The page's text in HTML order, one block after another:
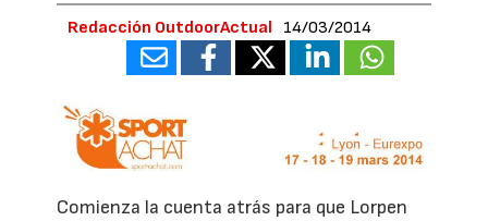
Redacción OutdoorActual 14/03/2014
Comienza la cuenta atrás para que Lorpen